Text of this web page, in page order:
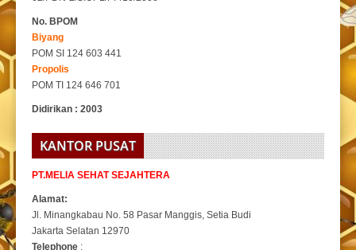
No. BPOM
Biyang
POM SI 124 603 441
Propolis
POM TI 124 646 701
Didirikan : 2003
KANTOR PUSAT
PT.MELIA SEHAT SEJAHTERA
Alamat:
Jl. Minangkabau No. 58 Pasar Manggis, Setia Budi
Jakarta Selatan 12970
Telephone :